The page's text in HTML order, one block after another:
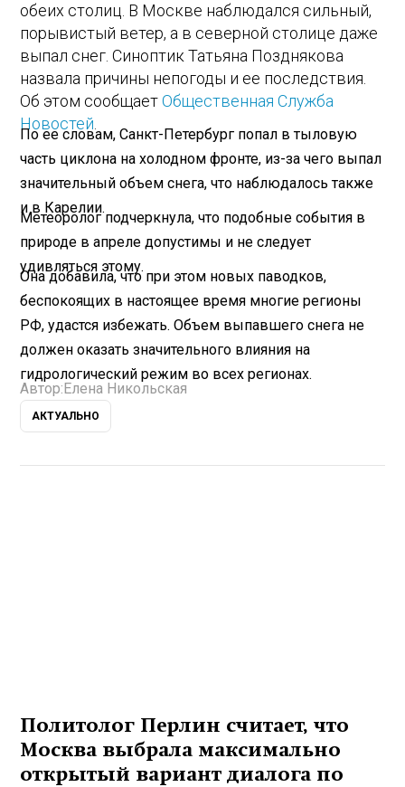
обеих столиц. В Москве наблюдался сильный,
порывистый ветер, а в северной столице даже
выпал снег. Синоптик Татьяна Позднякова
назвала причины непогоды и ее последствия.
Об этом сообщаетОбщественная Служба
Новостей
По ее словам, Санкт-Петербург попал в тыловую
часть циклона на холодном фронте, из-за чего выпал
значительный объем снега, что наблюдалось также
и в Карелии.
Метеоролог подчеркнула, что подобные события в
природе в апреле допустимы и не следует
удивляться этому.
Она добавила, что при этом новых паводков,
беспокоящих в настоящее время многие регионы
РФ, удастся избежать. Объем выпавшего снега не
должен оказать значительного влияния на
гидрологический режим во всех регионах.
Автор: Елена Никольская
АКТУАЛЬНО
Политолог Перлин считает, что
Москва выбрала максимально
открытый вариант диалога по